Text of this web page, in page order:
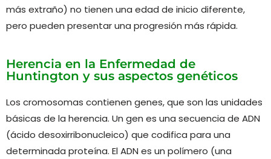
más extraño) no tienen una edad de inicio diferente,
pero pueden presentar una progresión más rápida.
Herencia en la Enfermedad de
Huntington y sus aspectos genéticos
Los cromosomas contienen genes, que son las unidades
básicas de la herencia. Un gen es una secuencia de ADN
(ácido desoxirribonucleico) que codifica para una
determinada proteína. El ADN es un polímero (una